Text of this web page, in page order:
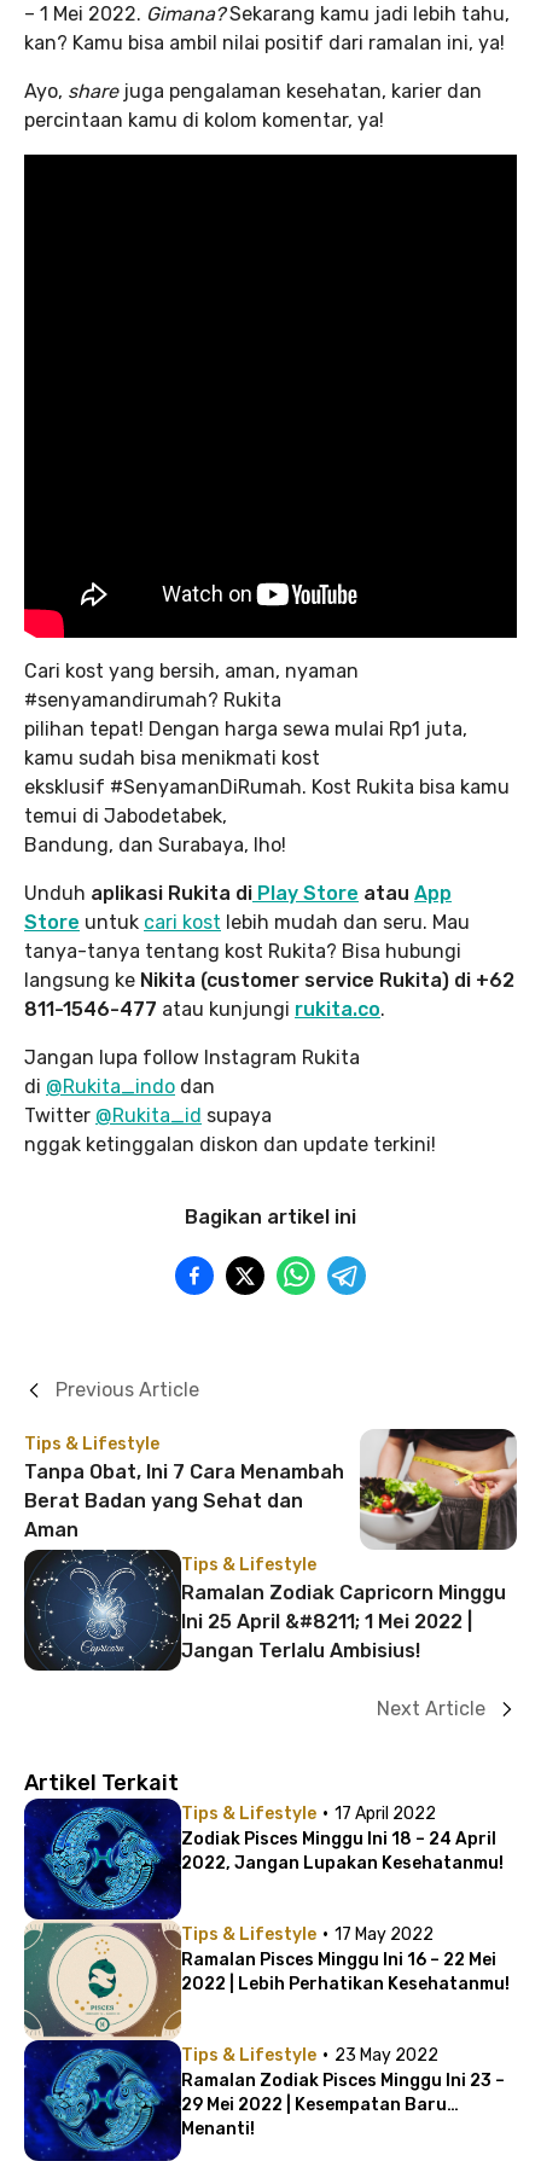
– 1 Mei 2022. Gimana?Sekarang kamu jadi lebih tahu,
kan? Kamu bisa ambil nilai positif dari ramalan ini, ya!
Ayo, sharejuga pengalaman kesehatan, karier dan
percintaan kamu di kolom komentar, ya!
Cari kost yang bersih, aman, nyaman
#senyamandirumah? Rukita
pilihan tepat! Dengan harga sewa mulai Rp1 juta,
kamu sudah bisa menikmati kost
eksklusif #SenyamanDiRumah. Kost Rukita bisa kamu
temui di Jabodetabek,
Bandung, dan Surabaya, lho!
Unduh aplikasi Rukita di Play Store atau App
Store untuk cari kost lebih mudah dan seru. Mau
tanya-tanya tentang kost Rukita? Bisa hubungi
langsung ke Nikita (customer service Rukita) di +62
811-1546-477 atau kunjungi rukita.co.
Jangan lupa follow Instagram Rukita
di @Rukita_indo dan
Twitter @Rukita_id supaya
nggak ketinggalan diskon dan update terkini!
Bagikan artikel ini
Tips & Lifestyle
Tanpa Obat, Ini 7 Cara Menambah
Berat Badan yang Sehat dan
Aman
Previous Article
Tips & Lifestyle
Ramalan Zodiak Capricorn Minggu
Ini 25 April &#8211; 1 Mei 2022 |
Jangan Terlalu Ambisius!
Next Article
Artikel Terkait
Tips & Lifestyle · 17 April 2022
Zodiak Pisces Minggu Ini 18 – 24 April
2022, Jangan Lupakan Kesehatanmu!
Tips & Lifestyle · 17 May 2022
Ramalan Pisces Minggu Ini 16 – 22 Mei
2022 | Lebih Perhatikan Kesehatanmu!
Tips & Lifestyle · 23 May 2022
Ramalan Zodiak Pisces Minggu Ini 23 –
29 Mei 2022 | Kesempatan Baru
Menanti!